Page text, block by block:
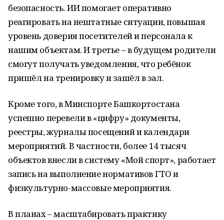
безопасность. ИИ помогает оперативно
реагировать на нештатные ситуации, повышая
уровень доверия посетителей и персонала к
нашим объектам. И третье – в будущем родители
смогут получать уведомления, что ребёнок
пришёл на тренировку и зашёл в зал.
Кроме того, в Минспорте Башкортостана
успешно перевели в «цифру» документы,
реестры, журналы посещений и календари
мероприятий. В частности, более 14 тысяч
объектов внесли в систему «Мой спорт», работает
запись на выполнение нормативов ГТО и
физкультурно-массовые мероприятия.
В планах – масштабировать практику